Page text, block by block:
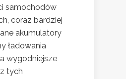
samochodów
coraz bardziej
akumulatory
ładowania
wygodniejsze
tych